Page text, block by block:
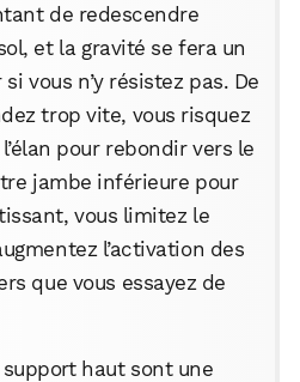
de redescendre
et la gravité se fera un
vous n’y résistez pas. De
trop vite, vous risquez
pour rebondir vers le
jambe inférieure pour
vous limitez le
l’activation des
que vous essayez de
haut sont une